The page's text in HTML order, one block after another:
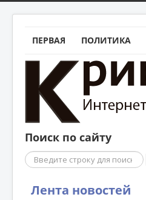
ПЕРВАЯ ПОЛИТИКА
Поиск по сайту
Поиск
Лента новостей